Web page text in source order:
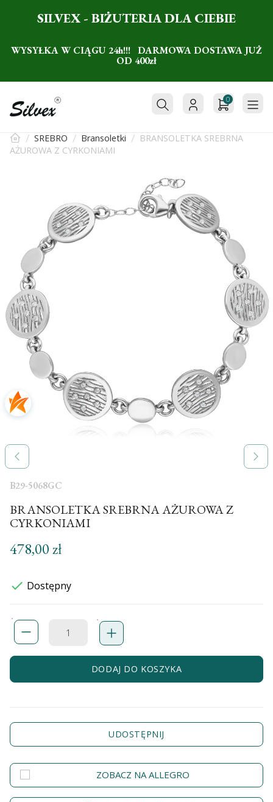
SILVEX - BIŻUTERIA DLA CIEBIE
WYSYŁKA W CIĄGU 24h!!! DARMOWA DOSTAWA JUŻ
OD 400zł
0
SREBRO Bransoletki
BRANSOLETKA SREBRNA
AŻUROWA Z CYRKONIAMI
B29-5068GC
BRANSOLETKA SREBRNA AŻUROWA Z
CYRKONIAMI
478,00 zł
 Dostępny
DODAJ DO KOSZYKA
UDOSTĘPNIJ
ZOBACZ NA ALLEGRO